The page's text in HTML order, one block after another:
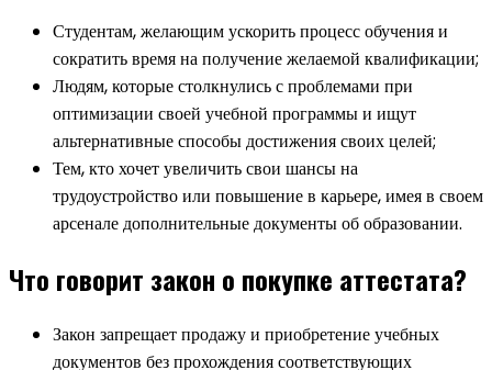
Студентам, желающим ускорить процесс обучения и
сократить время на получение желаемой квалификации;
Людям, которые столкнулись с проблемами при
оптимизации своей учебной программы и ищут
альтернативные способы достижения своих целей;
Тем, кто хочет увеличить свои шансы на
трудоустройство или повышение в карьере, имея в своем
арсенале дополнительные документы об образовании.
Что говорит закон о покупке аттестата?
Закон запрещает продажу и приобретение учебных
документов без прохождения соответствующих